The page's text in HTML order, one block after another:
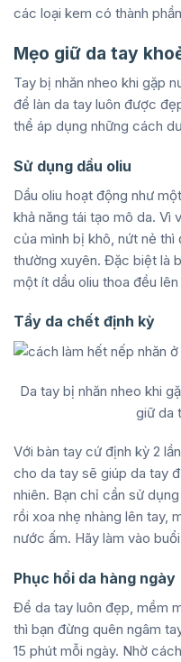
các loại kem có thành
Mẹo giữ da tay
Tay bị nhăn nheo khi gặp
để làn da tay luôn được
thể áp dụng những cách
Sử dụng dầu oliu
Dầu oliu hoạt động như
khả năng tái tạo mô da. Vì
của mình bị khô, nứt nẻ thì
thường xuyên. Đặc biệt là
một ít dầu oliu thoa đều
Tẩy da chết định kỳ
Da tay bị nhăn nheo khi
giữ da
Với bàn tay cứ định kỳ 2
cho da tay sẽ giúp da tay
nhiên. Bạn chỉ cần sử
rồi xoa nhẹ nhàng lên tay,
nước ấm. Hãy làm vào
Phục hồi da hàng ngày
Để da tay luôn đẹp, mềm
thì bạn đừng quên ngâm
15 phút mỗi ngày. Nhờ